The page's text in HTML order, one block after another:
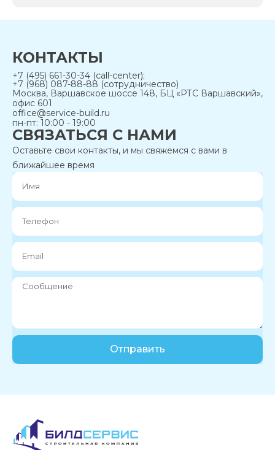
КОНТАКТЫ
+7 (495) 661-30-34 (call-center);
+7 (968) 087-88-88 (сотрудничество)
Москва, Варшавское шоссе 148, БЦ «РТС Варшавский»,
офис 601
office@service-build.ru
пн-пт: 10:00 - 19:00
СВЯЗАТЬСЯ С НАМИ
Оставьте свои контакты, и мы свяжемся с вами в
ближайшее время
Отправить